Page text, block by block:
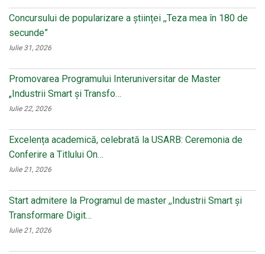
Concursului de popularizare a științei ,,Teza mea în 180 de
secunde”
Iulie 31, 2026
Promovarea Programului Interuniversitar de Master
„Industrii Smart și Transfo…
Iulie 22, 2026
Excelența academică, celebrată la USARB: Ceremonia de
Conferire a Titlului On…
Iulie 21, 2026
Start admitere la Programul de master ,,Industrii Smart și
Transformare Digit…
Iulie 21, 2026